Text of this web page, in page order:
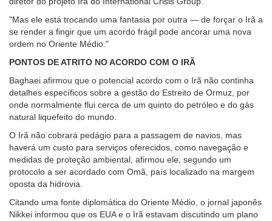
"Mas ele está trocando uma fantasia por outra — de forçar o Irã a
se render a fingir que um acordo frágil pode ancorar uma nova
ordem no Oriente Médio."
PONTOS DE ATRITO NO ACORDO COM O IRÃ
Baghaei afirmou que o potencial acordo com o Irã não continha
detalhes específicos sobre a gestão do Estreito de Ormuz, por
onde normalmente flui cerca de um quinto do petróleo e do gás
natural liquefeito do mundo.
O Irã não cobrará pedágio para a passagem de navios, mas
haverá um custo para serviços oferecidos, como navegação e
medidas de proteção ambiental, afirmou ele, segundo um
protocolo a ser acordado com Omã, país localizado na margem
oposta da hidrovia.
Citando uma fonte diplomática do Oriente Médio, o jornal japonês
Nikkei informou que os EUA e o Irã estavam discutindo um plano